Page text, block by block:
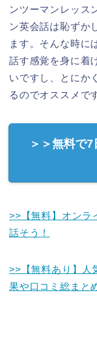
ンツーマンレッス
ン英会話は恥ずか
ます。そんな時に
話す感覚を身に着
いですし、とにか
るのでオススメで
＞＞無料で
>>【無料】オンラ
話そう！
>>【無料あり】人
果や口コミ総まと